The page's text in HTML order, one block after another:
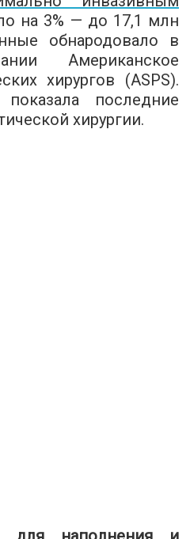
на 3% — до 17,1 млн
обнародовало в
Американское
хирургов (ASPS).
последние
хирургии.